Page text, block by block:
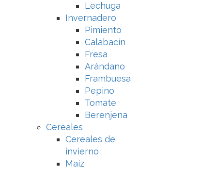
Lechuga
Invernadero
Pimiento
Calabacín
Fresa
Arándano
Frambuesa
Pepino
Tomate
Berenjena
Cereales
Cereales de
invierno
Maíz